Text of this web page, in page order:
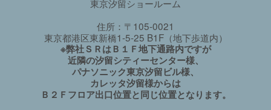
東京汐留ショールーム
住所：〒105-0021
東京都港区東新橋1-5-25 B1F（地下歩道内）
※弊社ＳＲはＢ１Ｆ地下通路内ですが
近隣の汐留シティーセンター様、
パナソニック東京汐留ビル様、
カレッタ汐留様からは
Ｂ２Ｆフロア出口位置と同じ位置となります。